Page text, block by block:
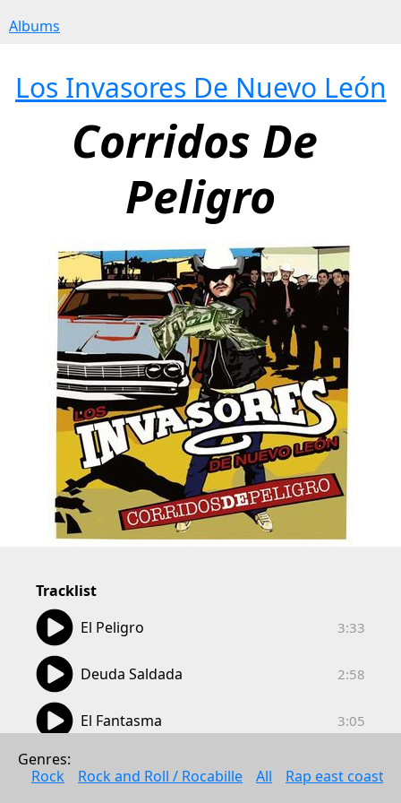
Albums
Los Invasores De Nuevo León
Corridos De
Peligro
Tracklist
El Peligro
3:33
Deuda Saldada
2:58
El Fantasma
3:05
La Sombra Del Sahuaro
3:35
Genres:
Rock
Rock and Roll / Rocabille All Rap east coast